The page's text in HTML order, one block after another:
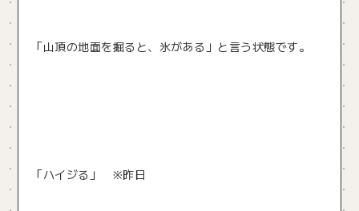
「山頂の地面を掘ると、氷がある」と言う状態です。
「ハイジる」 ※昨日